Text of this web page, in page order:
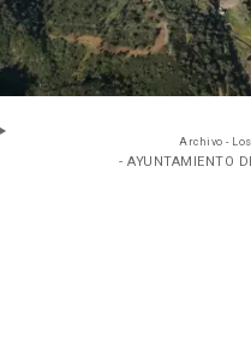
Archivo -
- AYUNTAMIENTO